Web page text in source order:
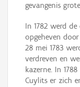
gevangenis
In 1782 werd
opgeheven
28 mei 1783
verdreven en
kazerne. In
Cuylits er zich